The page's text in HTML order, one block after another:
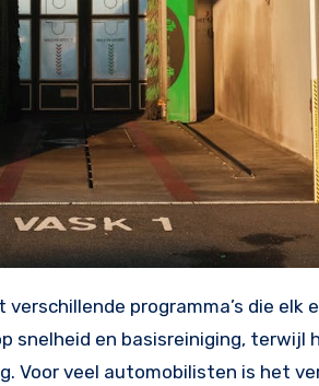
snelheid en basisreiniging,
Voor veel automobilisten is het